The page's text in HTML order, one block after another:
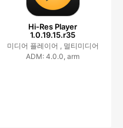
Hi-Res Player
1.0.19.15.r35
미디어 플레이어 , 멀티미디어
ADM: 4.0.0, arm